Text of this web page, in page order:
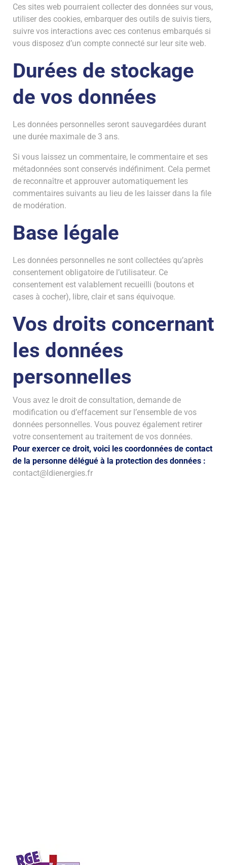
Ces sites web pourraient collecter des données sur vous,
utiliser des cookies, embarquer des outils de suivis tiers,
suivre vos interactions avec ces contenus embarqués si
vous disposez d’un compte connecté sur leur site web.
Durées de stockage
de vos données
Les données personnelles seront sauvegardées durant
une durée maximale de 3 ans.
Si vous laissez un commentaire, le commentaire et ses
métadonnées sont conservés indéfiniment. Cela permet
de reconnaître et approuver automatiquement les
commentaires suivants au lieu de les laisser dans la file
de modération.
Base légale
Les données personnelles ne sont collectées qu’après
consentement obligatoire de l’utilisateur. Ce
consentement est valablement recueilli (boutons et
cases à cocher), libre, clair et sans équivoque.
Vos droits concernant
les données
personnelles
Vous avez le droit de consultation, demande de
modification ou d’effacement sur l’ensemble de vos
données personnelles. Vous pouvez également retirer
votre consentement au traitement de vos données.
Pour exercer ce droit, voici les coordonnées de contact
de la personne délégué à la protection des données :
contact@ldienergies.fr